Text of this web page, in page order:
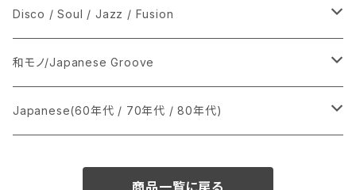
シングル盤
あ行
か行
LP
CD
Disco / Soul / Jazz / Fusion
シングル盤
A
12インチ・シングル
和モノ/Japanese Groove
シングル盤
Japanese(60年代 / 70年代 / 80年代)
商品一覧に戻る